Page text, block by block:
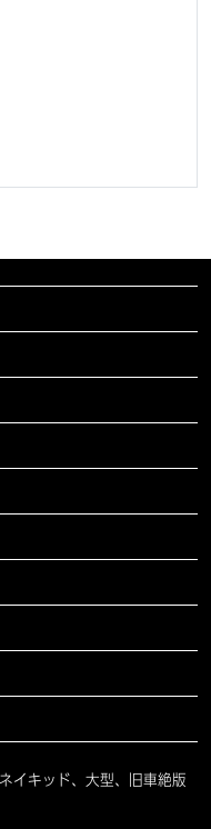
イキッド、大型、旧車絶版